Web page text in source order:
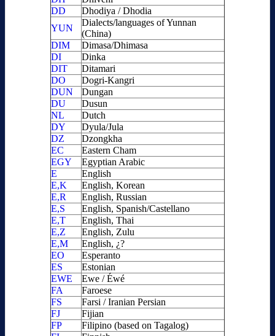
DD
Dhodiya / Dhodia
YUN
Dialects/languages of Yunnan
(China)
DIM
Dimasa/Dhimasa
DI
Dinka
DIT
Ditamari
DO
Dogri-Kangri
DUN
Dungan
DU
Dusun
NL
Dutch
DY
Dyula/Jula
DZ
Dzongkha
EC
Eastern Cham
EGY
Egyptian Arabic
E
English
E,K
English, Korean
E,R
English, Russian
E,S
English, Spanish/Castellano
E,T
English, Thai
E,Z
English, Zulu
E,M
English, ¿?
EO
Esperanto
ES
Estonian
EWE
Ewe / Éwé
FA
Faroese
FS
Farsi / Iranian Persian
FJ
Fijian
FP
Filipino (based on Tagalog)